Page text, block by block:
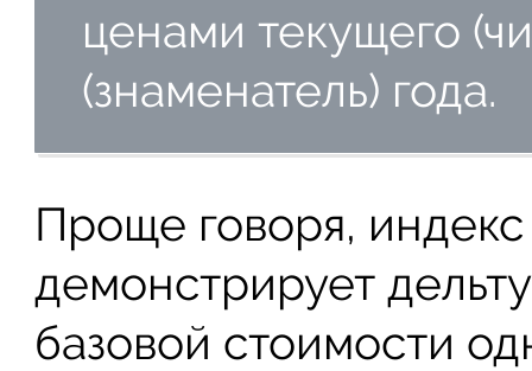
ценами текущего
(знаменатель) года.
Проще говоря,
демонстрирует
базовой стоимости